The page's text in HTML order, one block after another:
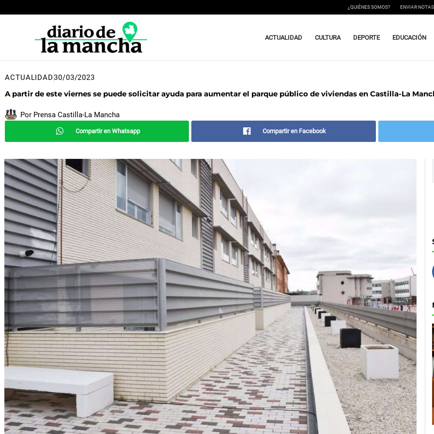
al
¿QUIÉNES SOMOS? ENVIAR
ACTUALIDAD CULTURA DEPORTE EDUCACIÓN
ACTUALIDAD30/03/2023
A partir de este viernes se puede solicitar ayuda para aumentar el parque público de viviendas en Castilla-La
Por Prensa Castilla-La Mancha
Compartir en Whatsapp Compartir en Facebook